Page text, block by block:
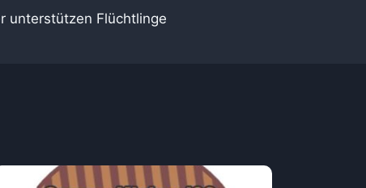
unterstützen Flüchtlinge